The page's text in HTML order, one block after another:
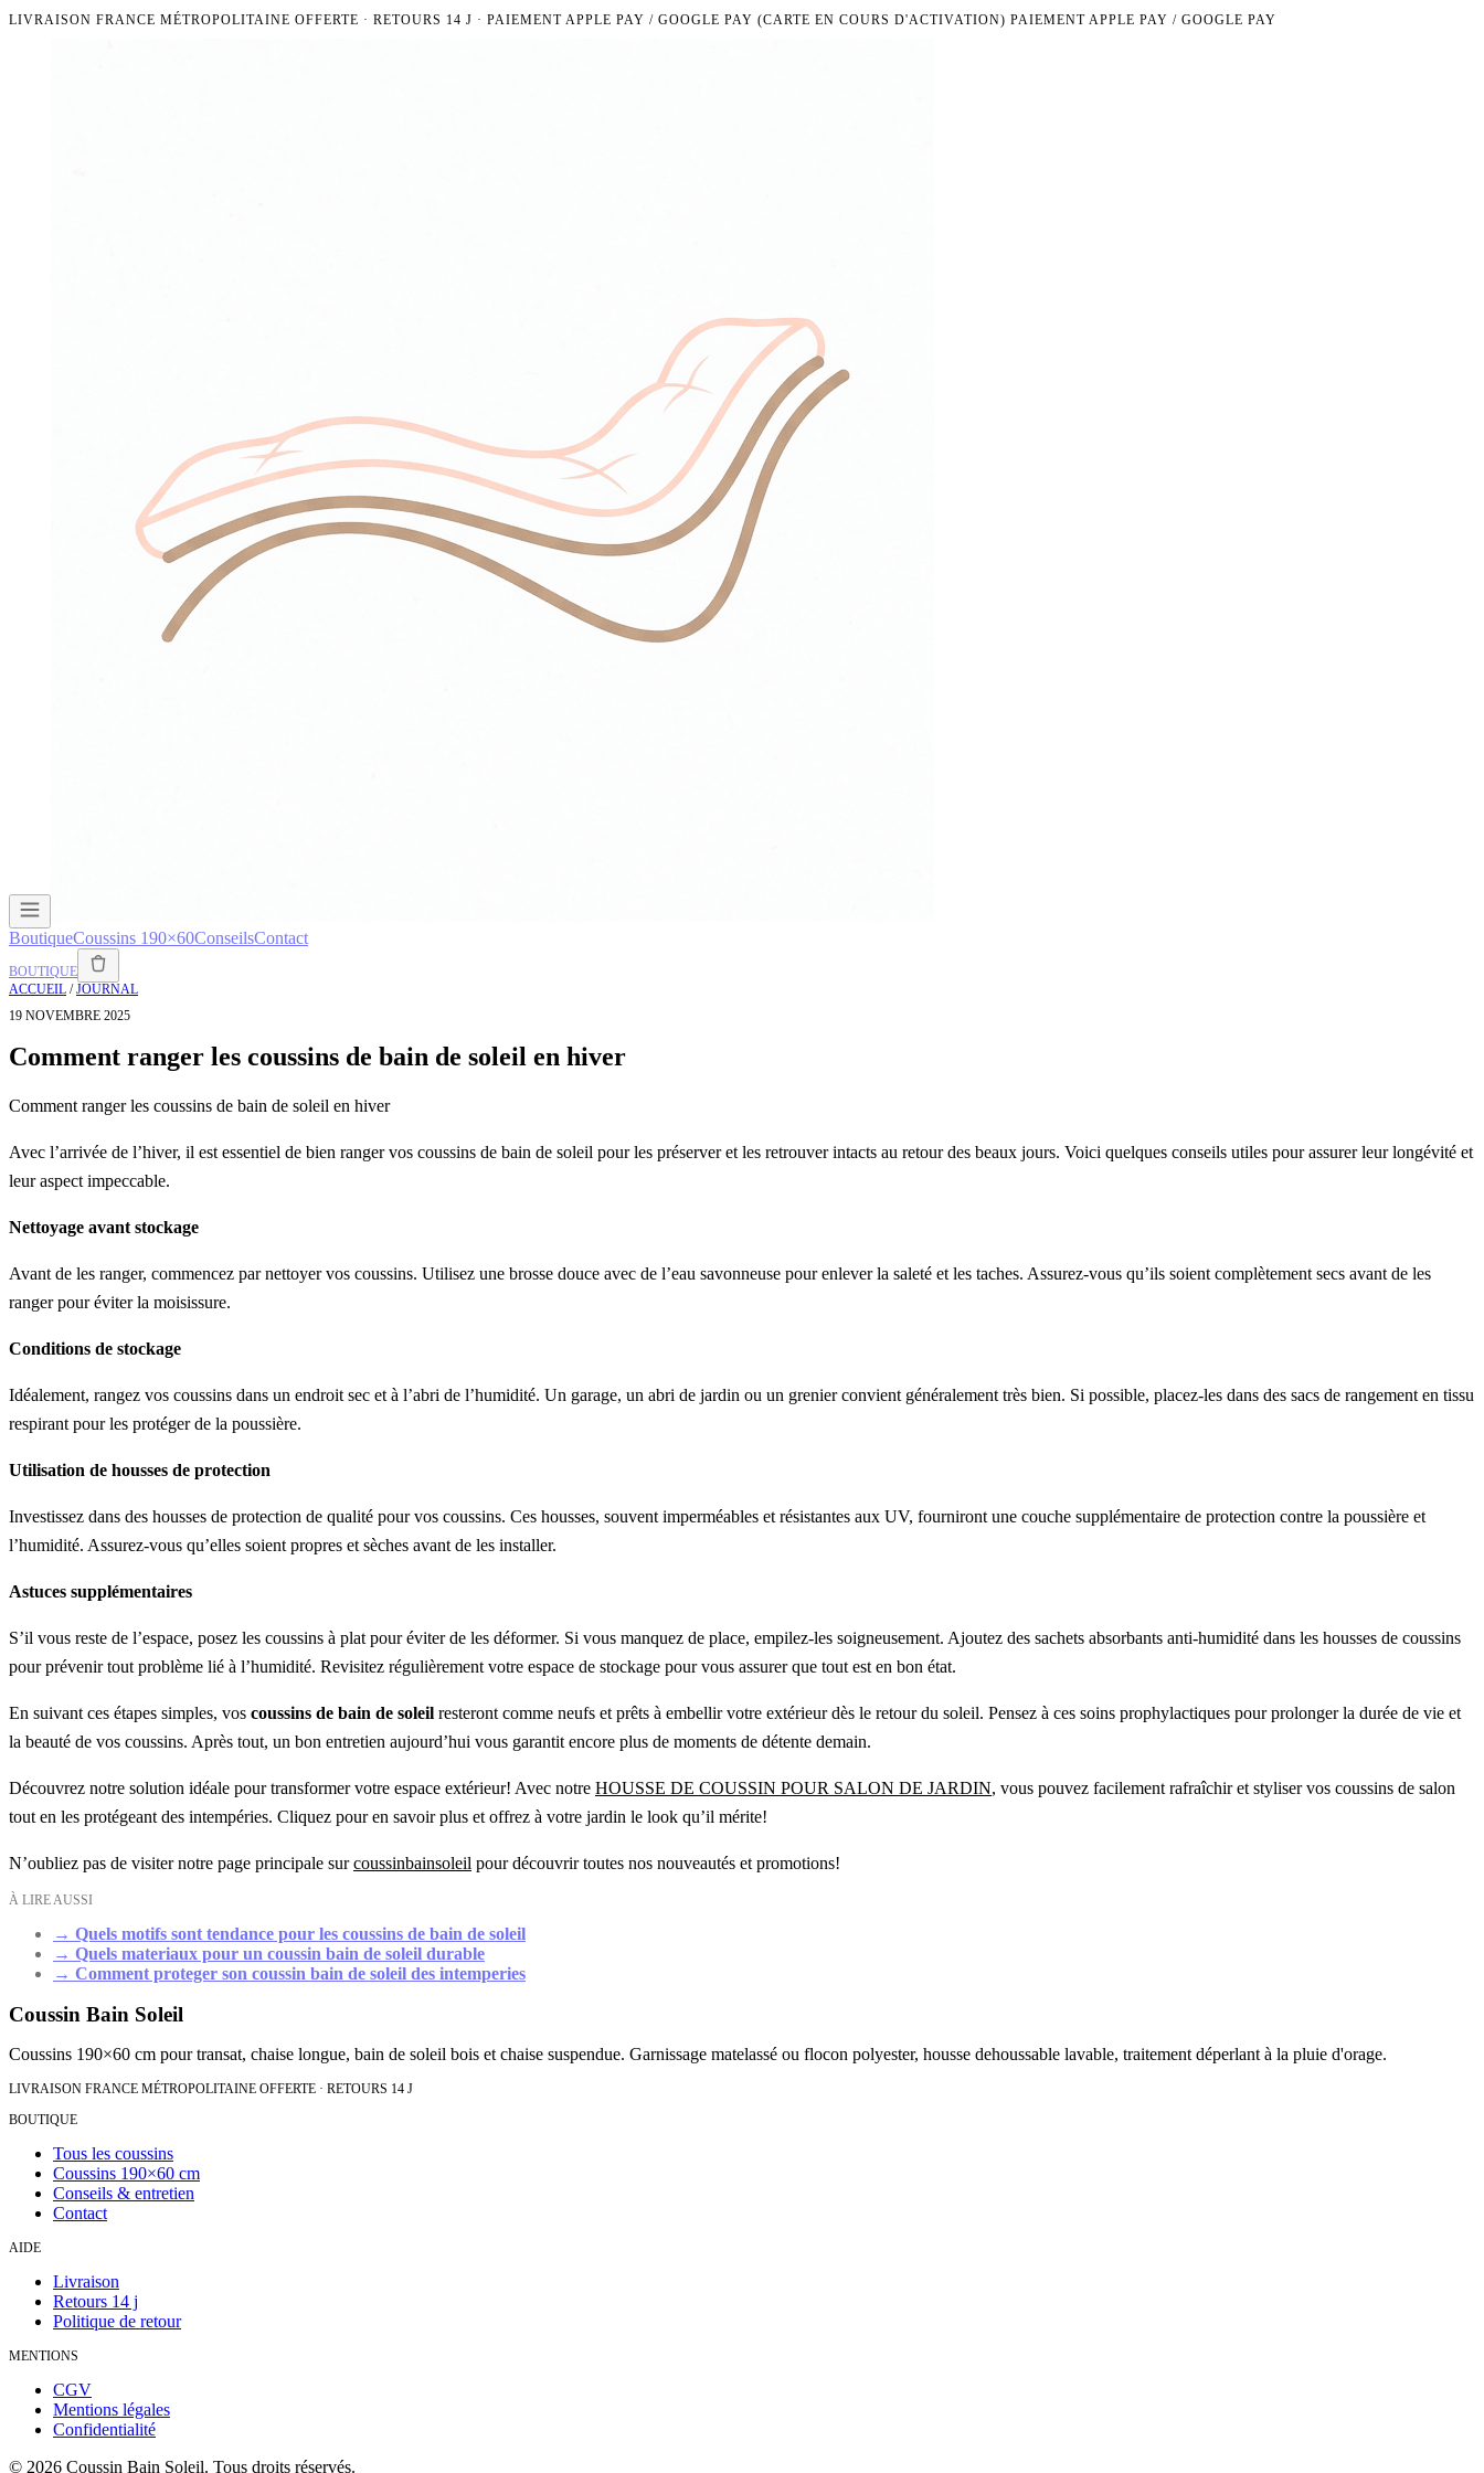
LIVRAISON FRANCE MÉTROPOLITAINE OFFERTE · RETOURS 14 J · PAIEMENT APPLE PAY / GOOGLE PAY (CARTE EN COURS D'ACTIVATION) PAIEMENT APPLE PAY / GOOGLE PAY
BoutiqueCoussins 190×60ConseilsContact
BOUTIQUE
ACCUEIL /JOURNAL
19 NOVEMBRE 2025
Comment ranger les coussins de bain de soleil en hiver
Comment ranger les coussins de bain de soleil en hiver
Avec l’arrivée de l’hiver, il est essentiel de bien ranger vos coussins de bain de soleil pour les préserver et les retrouver intacts au retour des beaux jours. Voici quelques conseils utiles pour assurer leur longévité et
leur aspect impeccable.
Nettoyage avant stockage
Avant de les ranger, commencez par nettoyer vos coussins. Utilisez une brosse douce avec de l’eau savonneuse pour enlever la saleté et les taches. Assurez-vous qu’ils soient complètement secs avant de les
ranger pour éviter la moisissure.
Conditions de stockage
Idéalement, rangez vos coussins dans un endroit sec et à l’abri de l’humidité. Un garage, un abri de jardin ou un grenier convient généralement très bien. Si possible, placez-les dans des sacs de rangement en tissu
respirant pour les protéger de la poussière.
Utilisation de housses de protection
Investissez dans des housses de protection de qualité pour vos coussins. Ces housses, souvent imperméables et résistantes aux UV, fourniront une couche supplémentaire de protection contre la poussière et
l’humidité. Assurez-vous qu’elles soient propres et sèches avant de les installer.
Astuces supplémentaires
S’il vous reste de l’espace, posez les coussins à plat pour éviter de les déformer. Si vous manquez de place, empilez-les soigneusement. Ajoutez des sachets absorbants anti-humidité dans les housses de coussins
pour prévenir tout problème lié à l’humidité. Revisitez régulièrement votre espace de stockage pour vous assurer que tout est en bon état.
En suivant ces étapes simples, vos coussins de bain de soleil resteront comme neufs et prêts à embellir votre extérieur dès le retour du soleil. Pensez à ces soins prophylactiques pour prolonger la durée de vie et
la beauté de vos coussins. Après tout, un bon entretien aujourd’hui vous garantit encore plus de moments de détente demain.
Découvrez notre solution idéale pour transformer votre espace extérieur! Avec notre HOUSSE DE COUSSIN POUR SALON DE JARDIN, vous pouvez facilement rafraîchir et styliser vos coussins de salon
tout en les protégeant des intempéries. Cliquez pour en savoir plus et offrez à votre jardin le look qu’il mérite!
N’oubliez pas de visiter notre page principale surcoussinbainsoleil pour découvrir toutes nos nouveautés et promotions!
À LIRE AUSSI
→ Quels motifs sont tendance pour les coussins de bain de soleil
→ Quels materiaux pour un coussin bain de soleil durable
→ Comment proteger son coussin bain de soleil des intemperies
Coussin Bain Soleil
Coussins 190×60 cm pour transat, chaise longue, bain de soleil bois et chaise suspendue. Garnissage matelassé ou flocon polyester, housse dehoussable lavable, traitement déperlant à la pluie d'orage.
LIVRAISON FRANCE MÉTROPOLITAINE OFFERTE · RETOURS 14 J
BOUTIQUE
Tous les coussins
Coussins 190×60 cm
Conseils & entretien
Contact
AIDE
Livraison
Retours 14 j
Politique de retour
MENTIONS
CGV
Mentions légales
Confidentialité
© 2026 Coussin Bain Soleil. Tous droits réservés.